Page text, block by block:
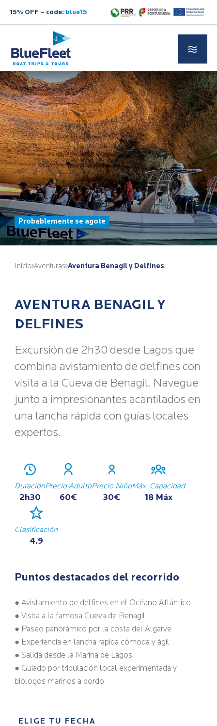
15% OFF – code: blue15
Probablemente se agote
Inicio Aventuras Aventura Benagil y Delfines
AVENTURA BENAGIL Y
DELFINES
Excursión de 2h30 desde Lagos que
combina avistamiento de delfines con
visita a la Cueva de Benagil. Navegue
junto a impresionantes acantilados en
una lancha rápida con guías locales
expertos.
Duración
2h30
Precio Adulto
60€
Precio Niño
30€
Máx. Capacidad
18 Máx
Clasificación
4.9
Puntos destacados del recorrido
● Avistamiento de delfines en el Océano Atlántico
● Visita a la famosa Cueva de Benagil
● Paseo panorámico por la costa del Algarve
● Experiencia en lancha rápida cómoda y ágil
● Salida desde la Marina de Lagos
● Guiado por tripulación local experimentada y
biólogos marinos a bordo
ELIGE TU FECHA